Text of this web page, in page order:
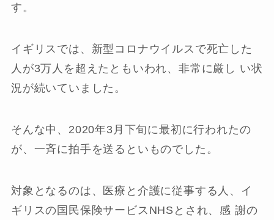
す。
イギリスでは、新型コロナウイルスで死亡した
人が3万人を超えたともいわれ、非常に厳し い状
況が続いていました。
そんな中、2020年3月下旬に最初に行われたの
が、一斉に拍手を送るといものでした。
対象となるのは、医療と介護に従事する人、イ
ギリスの国民保険サービスNHSとされ、感 謝の